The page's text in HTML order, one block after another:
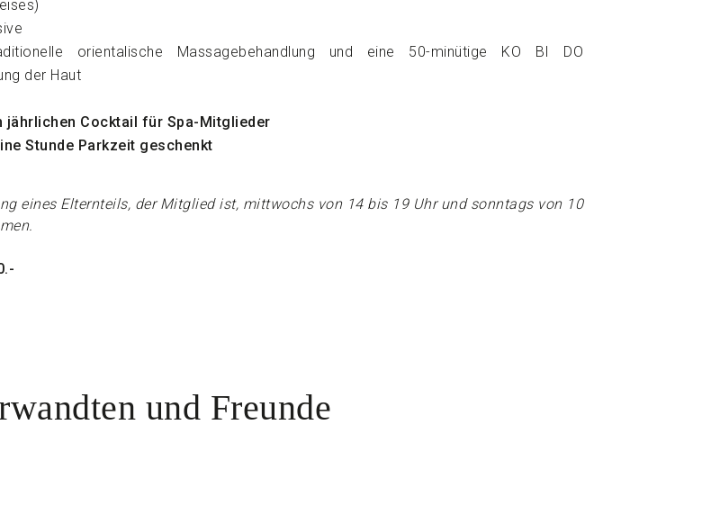
orientalische Massagebehandlung und eine 50-minütige KO BI DO
der Haut
jährlichen Cocktail für Spa-Mitglieder
Stunde Parkzeit geschenkt
eines Elternteils, der Mitglied ist, mittwochs von 14 bis 19 Uhr und sonntags von 10
und Freunde